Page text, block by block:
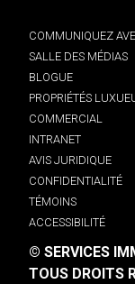
COMMUNIQUEZ
SALLE DES MÉDIAS
BLOGUE
PROPRIÉTÉS
COMMERCIAL
INTRANET
AVIS JURIDIQUE
CONFIDENTIALITÉ
TÉMOINS
ACCESSIBILITÉ
© SERVICES
TOUS DROITS